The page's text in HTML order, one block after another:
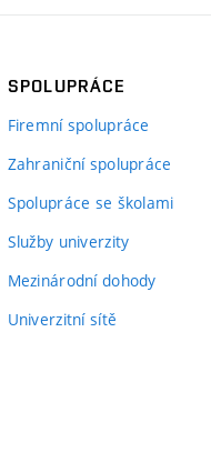
SPOLUPRÁCE
Firemní spolupráce
Zahraniční spolupráce
Spolupráce se školami
Služby univerzity
Mezinárodní dohody
Univerzitní sítě